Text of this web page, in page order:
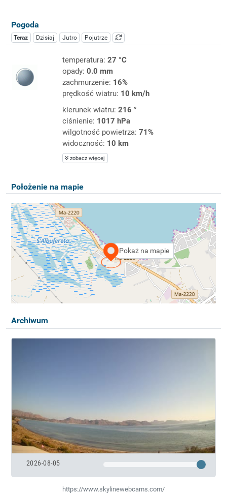
Pogoda
Teraz Dzisiaj Jutro Pojutrze
temperatura: 27 °C
opady: 0.0 mm
zachmurzenie: 16%
prędkość wiatru: 10 km/h
kierunek wiatru: 216 °
ciśnienie: 1017 hPa
wilgotność powietrza: 71%
widoczność: 10 km
zobacz więcej
Położenie na mapie
Pokaż na mapie
Archiwum
2026-08-05
https://www.skylinewebcams.com/